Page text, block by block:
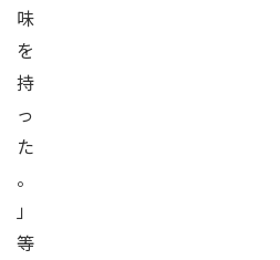
味
を
持
っ
た
。
」
等